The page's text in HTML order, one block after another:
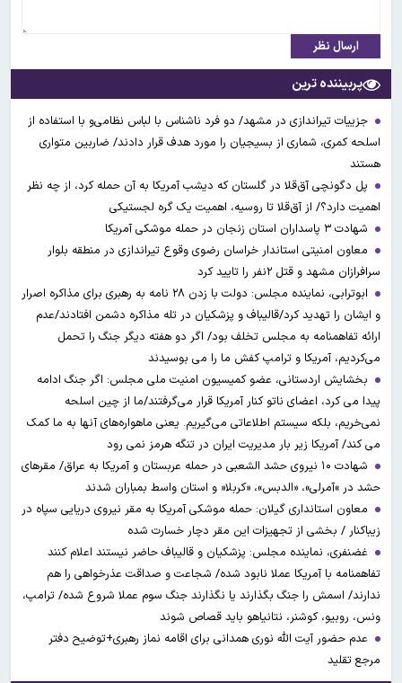
ارسال نظر
پربیننده ترین
جزییات تیراندازی در مشهد/ دو فرد ناشناس با لباس نظامی‌و با استفاده از
اسلحه کمری، شماری از بسیجیان را مورد هدف قرار دادند/ ضاربین متواری
هستند
پل دگونچی آق‌قلا در گلستان که دیشب آمریکا به آن حمله کرد، از چه نظر
اهمیت دارد؟/ از آق‌قلا تا روسیه، اهمیت یک گره لجستیکی
شهادت ۳ ‌پاسداران استان زنجان در حمله موشکی آمریکا
معاون امنیتی استاندار خراسان رضوی وقوع تیراندازی در منطقه بلوار
سرافرازان مشهد و قتل ۲نفر را تایید کرد
ابوترابی، نماینده مجلس: دولت با زدن ۲۸ نامه به رهبری برای مذاکره اصرار
و ایشان را تهدید کرد/قالیباف و پزشکیان در تله مذاکره دشمن افتادند/عدم
ارائه تفاهمنامه به مجلس تخلف بود/ اگر دو هفته دیگر جنگ را تحمل
می‌کردیم، آمریکا و ترامپ کفش ما را می بوسیدند
بخشایش اردستانی، عضو کمیسیون امنیت ملی مجلس: اگر جنگ ادامه
پیدا می کرد، اعضای ناتو کنار آمریکا قرار می‌گرفتند/ما از چین اسلحه
نمی‌خریم، بلکه سیستم اطلاعاتی می‌گیریم. یعنی ماهواره‌های آنها به ما کمک
می کند/ آمریکا زیر بار مدیریت ایران در تنگه هرمز نمی رود
شهادت ۱۰ نیروی حشد الشعبی در حمله عربستان و آمریکا به عراق/ مقرهای
حشد در »آمرلی»، «الدبس»، «کربلا« و استان واسط بمباران شدند
معاون استانداری گیلان: حمله موشکی آمریکا به مقر نیروی دریایی سپاه در
زیباکنار / بخشی از تجهیزات این مقر دچار خسارت شده
غضنفری، نماینده مجلس: پزشکیان و قالیباف حاضر نیستند اعلام کنند
تفاهمنامه با آمریکا عملا نابود شده/ شجاعت و صداقت عذرخواهی را هم
ندارند/ اسمش را جنگ بگذارند یا نگذارند جنگ سوم عملا شروع شده/ ترامپ،
ونس، روبیو، کوشنر، نتانیاهو باید قصاص شوند
عدم حضور آیت الله نوری همدانی برای اقامه نماز رهبری+توضیح دفتر
مرجع تقلید